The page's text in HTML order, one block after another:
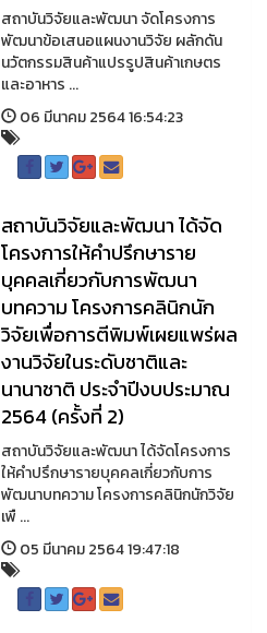
สถาบันวิจัยและพัฒนา จัดโครงการ
พัฒนาข้อเสนอแผนงานวิจัย ผลักดัน
นวัตกรรมสินค้าแปรรูปสินค้าเกษตร
และอาหาร ...
06 มีนาคม 2564 16:54:23
สถาบันวิจัยและพัฒนา ได้จัด
โครงการให้คำปรึกษาราย
บุคคลเกี่ยวกับการพัฒนา
บทความ โครงการคลินิกนัก
วิจัยเพื่อการตีพิมพ์เผยแพร่ผล
งานวิจัยในระดับชาติและ
นานาชาติ ประจำปีงบประมาณ
2564 (ครั้งที่ 2)
สถาบันวิจัยและพัฒนา ได้จัดโครงการ
ให้คำปรึกษารายบุคคลเกี่ยวกับการ
พัฒนาบทความ โครงการคลินิกนักวิจัย
เพื ...
05 มีนาคม 2564 19:47:18